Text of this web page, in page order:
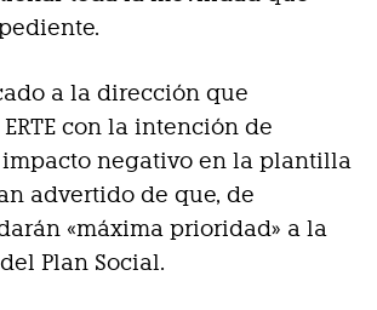
a la dirección que
con la intención de
negativo en la plantilla
advertido de que, de
«máxima prioridad» a la
Plan Social.